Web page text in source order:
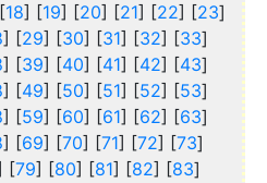
18] [19] [20] [21] [22] [23]
] [29] [30] [31] [32] [33]
] [39] [40] [41] [42] [43]
] [49] [50] [51] [52] [53]
] [59] [60] [61] [62] [63]
] [69] [70] [71] [72] [73]
[79] [80] [81] [82] [83]